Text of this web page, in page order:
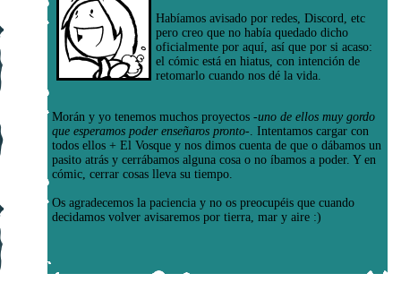
Habíamos avisado por redes, Discord, etc
pero creo que no había quedado dicho
oficialmente por aquí, así que por si acaso:
el cómic está en hiatus, con intención de
retomarlo cuando nos dé la vida.
Morán y yo tenemos muchos proyectos -uno de ellos muy gordo
que esperamos poder enseñaros pronto-. Intentamos cargar con
todos ellos + El Vosque y nos dimos cuenta de que o dábamos un
pasito atrás y cerrábamos alguna cosa o no íbamos a poder. Y en
cómic, cerrar cosas lleva su tiempo.
Os agradecemos la paciencia y no os preocupéis que cuando
decidamos volver avisaremos por tierra, mar y aire :)